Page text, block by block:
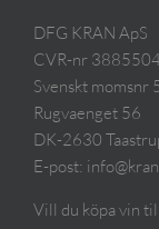
DFG KRAN ApS
CVR-nr
Svenskt
Rugvaenget 56
DK-2630
E-post:
Vill du köpa vin